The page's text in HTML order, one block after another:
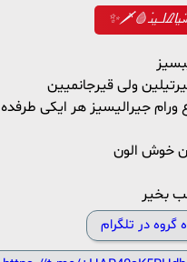
ورام جیرالیسیز هر ایکی طرفده
خوش الون
در تلگرام